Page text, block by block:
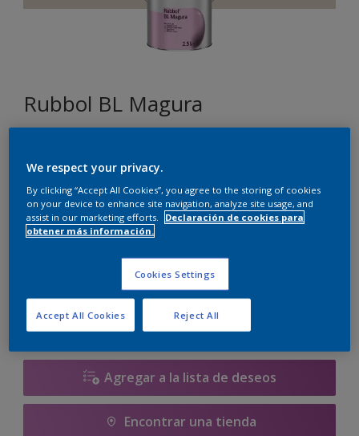
Rubbol BL Magura
Tamaño
Calculadora de pintura
Calcular
Agregar a la lista de deseos
Encontrar una tienda
We respect your privacy.
By clicking “Accept All Cookies”, you agree to the storing of cookies
on your device to enhance site navigation, analyze site usage, and
assist in our marketing efforts.
Declaración de cookies para
obtener más información.
Cookies Settings
Reject All
Accept All Cookies